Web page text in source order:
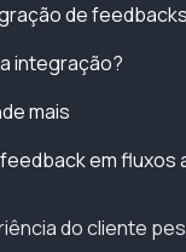
de feedbacks
integração?
mais
em fluxos
do cliente